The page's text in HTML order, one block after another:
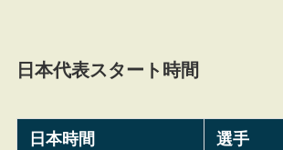
日本代表スタート時間
日本時間 選手